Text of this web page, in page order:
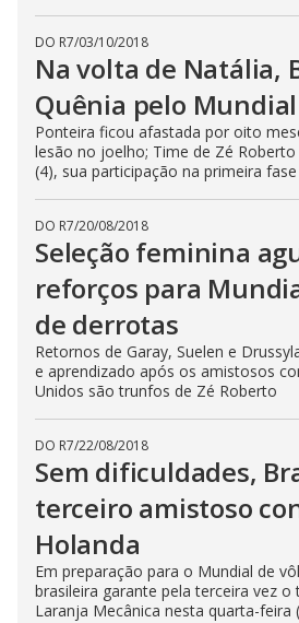
DO R7/03/10/2018
Na volta de Natália,
Quênia pelo
Ponteira ficou afastada por oito
lesão no joelho; Time de Zé
(4), sua participação na primeira fase
DO R7/20/08/2018
Seleção feminina
reforços para
de derrotas
Retornos de Garay, Suelen e
e aprendizado após os amistosos
Unidos são trunfos de Zé Roberto
DO R7/22/08/2018
Sem dificuldades,
terceiro amistoso
Holanda
Em preparação para o Mundial de
brasileira garante pela terceira vez o
Laranja Mecânica nesta quarta-feira